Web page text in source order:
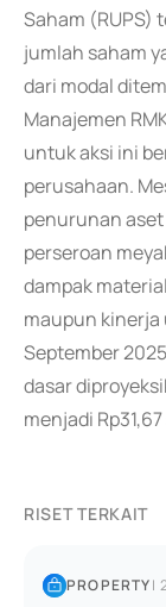
Saham (RUPS)
jumlah saham
dari modal
Manajemen
untuk aksi ini
perusahaan.
penurunan
perseroan
dampak
maupun kinerja
September
dasar
menjadi
RISET TERKAIT
PROPERTY|